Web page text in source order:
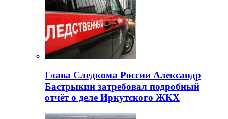
Глава Следкома России Александр
Бастрыкин затребовал подробный
отчёт о деле Иркутского ЖКХ